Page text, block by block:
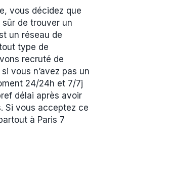
vous décidez que
sûr de trouver un
un réseau de
type de
recruté de
vous n’avez pas un
24/24h et 7/7j
délai après avoir
Si vous acceptez ce
à Paris 7